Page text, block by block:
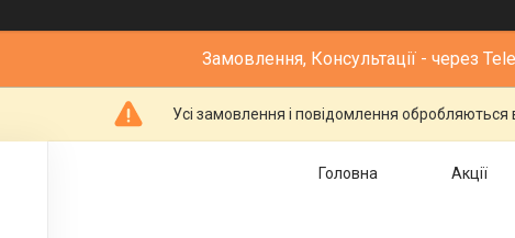
Замовлення, Консультації - через
Усі замовлення і повідомлення обробляються
Головна Акції